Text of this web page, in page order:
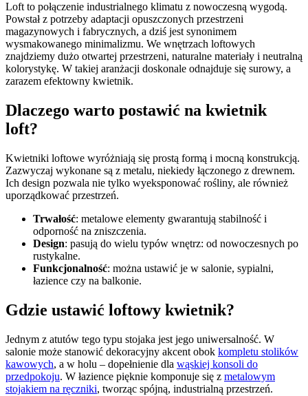
Loft to połączenie industrialnego klimatu z nowoczesną wygodą.
Powstał z potrzeby adaptacji opuszczonych przestrzeni
magazynowych i fabrycznych, a dziś jest synonimem
wysmakowanego minimalizmu. We wnętrzach loftowych
znajdziemy dużo otwartej przestrzeni, naturalne materiały i neutralną
kolorystykę. W takiej aranżacji doskonale odnajduje się surowy, a
zarazem efektowny kwietnik.
Dlaczego warto postawić na kwietnik
loft?
Kwietniki loftowe wyróżniają się prostą formą i mocną konstrukcją.
Zazwyczaj wykonane są z metalu, niekiedy łączonego z drewnem.
Ich design pozwala nie tylko wyeksponować rośliny, ale również
uporządkować przestrzeń.
Trwałość: metalowe elementy gwarantują stabilność i
odporność na zniszczenia.
Design: pasują do wielu typów wnętrz: od nowoczesnych po
rustykalne.
Funkcjonalność: można ustawić je w salonie, sypialni,
łazience czy na balkonie.
Gdzie ustawić loftowy kwietnik?
Jednym z atutów tego typu stojaka jest jego uniwersalność. W
salonie może stanowić dekoracyjny akcent obok kompletu stolików
kawowych, a w holu – dopełnienie dla wąskiej konsoli do
przedpokoju. W łazience pięknie komponuje się z metalowym
stojakiem na ręczniki, tworząc spójną, industrialną przestrzeń.